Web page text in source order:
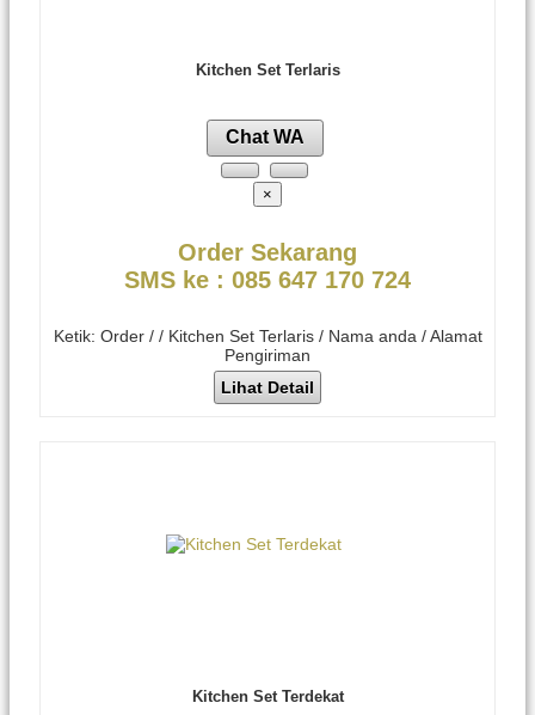
Kitchen Set Terlaris
Chat WA
×
Order Sekarang
SMS ke : 085 647 170 724
Ketik: Order / / Kitchen Set Terlaris / Nama anda / Alamat
Pengiriman
Lihat Detail
Kitchen Set Terdekat